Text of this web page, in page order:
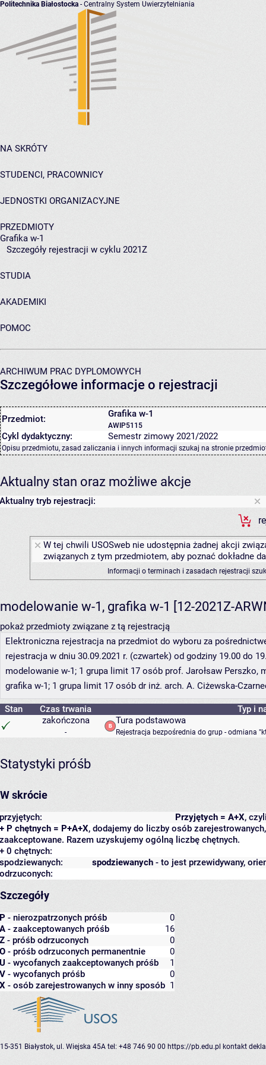
Politechnika Białostocka - Centralny System Uwierzytelniania
NA SKRÓTY
STUDENCI, PRACOWNICY
JEDNOSTKI ORGANIZACYJNE
PRZEDMIOTY
Grafika w-1
Szczegóły rejestracji w cyklu 2021Z
STUDIA
AKADEMIKI
POMOC
ARCHIWUM PRAC DYPLOMOWYCH
Szczegółowe informacje o rejestracji
Przedmiot: Grafika w-1
AWIP5115
Cykl dydaktyczny: Semestr zimowy 2021/2022
Opisu przedmiotu, zasad zaliczania i innych informacji szukaj na stronie
Aktualny stan oraz możliwe akcje
Aktualny tryb rejestracji:
W tej chwili USOSweb nie udostępnia żadnej akcji
związanych z tym przedmiotem, aby poznać dokładne
Informacji o terminach i zasadach rejestracji
modelowanie w-1, grafika w-1 [12-2021Z-
pokaż przedmioty związane z tą rejestracją
Elektroniczna rejestracja na przedmiot do wyboru za
rejestracja w dniu 30.09.2021 r. (czwartek) od godziny 19.00 do
modelowanie w-1; 1 grupa limit 17 osób prof. Jarołsaw Perszko,
grafika w-1; 1 grupa limit 17 osób dr inż. arch. A. Ciżewska-
Stan Czas trwania
Typ i
zakończona
-
Tura podstawowa
Rejestracja bezpośrednia do grup - odmiana
Statystyki próśb
W skrócie
Przyjętych = A+X,
przyjętych:
+ P chętnych = P+A+X, dodajemy do liczby osób
zaakceptowane. Razem uzyskujemy ogólną liczbę chętnych.
+ 0 chętnych:
spodziewanych - to jest przewidywany,
spodziewanych:
odrzuconych:
Szczegóły
P - nierozpatrzonych próśb
0
A - zaakceptowanych próśb
16
Z - próśb odrzuconych
0
O - próśb odrzuconych permanentnie
0
U - wycofanych zaakceptowanych próśb
1
V - wycofanych próśb
0
X - osób zarejestrowanych w inny sposób 1
15-351 Białystok, ul. Wiejska 45A tel: +48 746 90 00 https://pb.edu.pl kontakt